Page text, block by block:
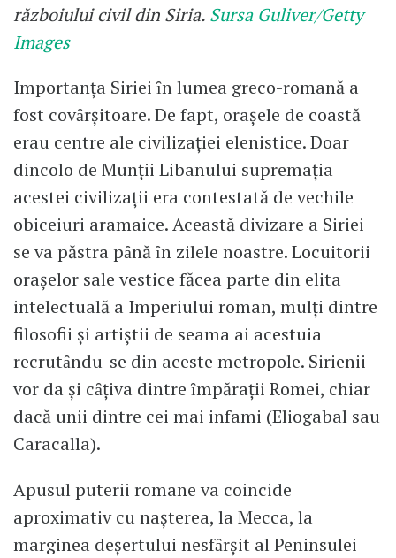
războiului civil din Siria. Sursa Guliver/Getty
Images
Importanţa Siriei ȋn lumea greco-romană a
fost covȃrşitoare. De fapt, oraşele de coastă
erau centre ale civilizaţiei elenistice. Doar
dincolo de Munţii Libanului supremaţia
acestei civilizaţii era contestată de vechile
obiceiuri aramaice. Această divizare a Siriei
se va păstra pȃnă ȋn zilele noastre. Locuitorii
oraşelor sale vestice făcea parte din elita
intelectuală a Imperiului roman, mulţi dintre
filosofii şi artiştii de seama ai acestuia
recrutȃndu-se din aceste metropole. Sirienii
vor da şi cȃţiva dintre ȋmpăraţii Romei, chiar
dacă unii dintre cei mai infami (Eliogabal sau
Caracalla).
Apusul puterii romane va coincide
aproximativ cu naşterea, la Mecca, la
marginea deşertului nesfȃrşit al Peninsulei